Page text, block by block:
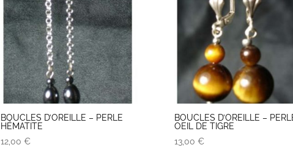
BOUCLES D’OREILLE – PERLE
HÉMATITE
12,00 €
BOUCLES D’OREILLE –
OEIL DE TIGRE
13,00 €